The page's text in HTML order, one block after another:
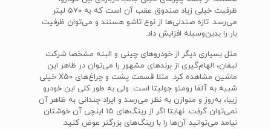
ظرفیت خیلی زیاد صندوق عقب آن است که به ۵۷۰ لیتر
می‌رسد. تازه صندلی‌ها از نوع تاشو هستند و می‌توان ظرفیت
بار را بدین‌وسیله افزایش داد.
مثل بسیاری دیگر از خودروهای چینی و البته مشخصا شرکت
لیفان، الهام‌گیری از برندهای مشهور را می‌توان در ظاهر این
ماشین مشاهده کرد. مثلا قسمت پشت و چراغ‌های X50 خیلی
شبیه به آلفا رومئو جولیتا است. ولی به طور کلی این خودرو
زیبا، به‌روز و متوازن به نظر می‌رسد و ایراد چندانی به ظاهر آن
نمی‌توان گرفت. نهایتا اگر از رینگ‌های ۱۵ اینچی آن خوشتان
نیامد می‌توانید آن‌ها را با رینگ‌های بزرگتر عوض کنید.